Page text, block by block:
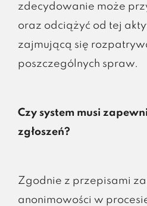
zdecydowanie może
oraz odciążyć od tej
zajmującą się
poszczególnych spraw.
Czy system musi
zgłoszeń?
Zgodnie z przepisami
anonimowości w